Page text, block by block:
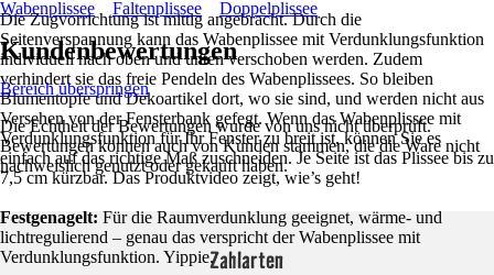
Die Zugvorrichtung ist mittig angebracht. Durch die
Seitenverspannung kann das Wabenplissee mit Verdunklungsfunktion
individuell nach oben und unten verschoben werden. Zudem
verhindert sie das freie Pendeln des Wabenplissees. So bleiben
Blumentöpfe und Dekoartikel dort, wo sie sind, und werden nicht aus
Versehen von der Fensterbank gefegt. Wenn das Wabenplissee mit
Verdunklungsfunktion für Ihr Fenster zu breit ist, können Sie es
einfach auf das richtige Maß zuschneiden. Je Seite ist das Plissee bis zu
7,5 cm kürzbar. Das Produktvideo zeigt, wie’s geht!
Festgenagelt: Für die Raumverdunklung geeignet, wärme- und
lichtregulierend – genau das verspricht der Wabenplissee mit
Verdunklungsfunktion. Yippie.
Wabenplissee Faltenplissee Doppelplissee
Kundenbewertungen
Bereich überspringen
Die Echtheit der Bewertungen wurde von uns nicht überprüft.
Bewertungen können auch von Kunden stammen, die die Ware nicht
nachweislich genutzt oder gekauft haben.
Zahlarten